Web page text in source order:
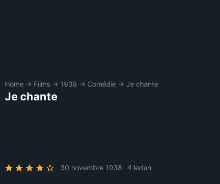
Home → Films → 1938 → Comédie → Je chante
Je chante
30 novembre 1938 4 leden